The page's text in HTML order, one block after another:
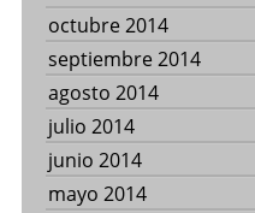
octubre 2014
septiembre 2014
agosto 2014
julio 2014
junio 2014
mayo 2014